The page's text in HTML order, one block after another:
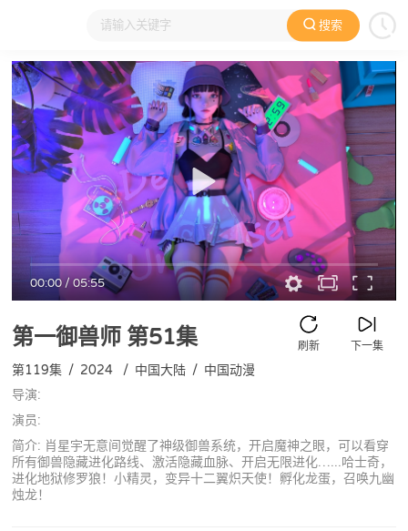
搜索
大家在看 日本动漫 国产动漫 欧美动漫 动漫电影
00:00/05:55
第一御兽师 第51集 下一集
刷新
第119集 / 2024 / 中国大陆 / 中国动漫
导演:
演员:
简介: 肖星宇无意间觉醒了神级御兽系统，开启魔神之眼，可以看穿
所有御兽隐藏进化路线、激活隐藏血脉、开启无限进化…...哈士奇，
进化地狱修罗狼！小精灵，变异十二翼炽天使！孵化龙蛋，召唤九幽
烛龙！